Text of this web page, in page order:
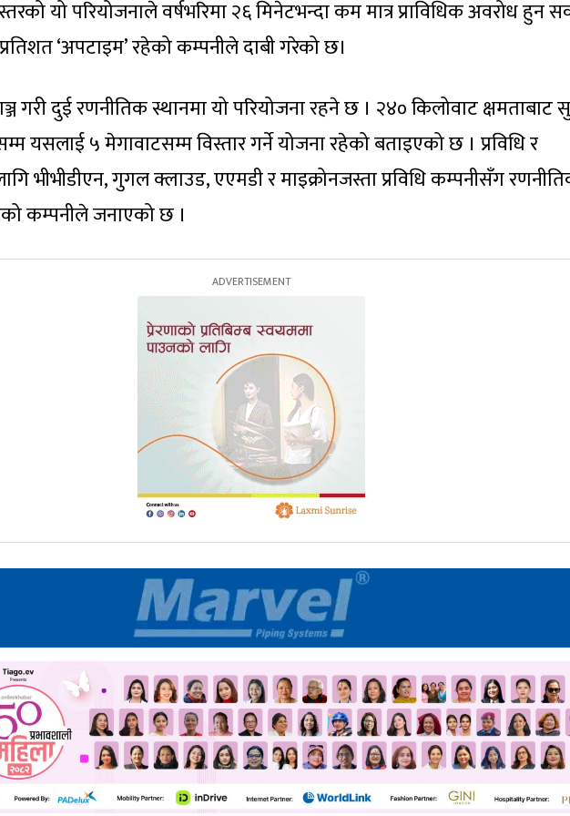
यो परियोजनाले वर्षभरिमा २६ मिनेटभन्दा कम मात्र प्राविधिक अवरोध हुन
‘अपटाइम’ रहेको कम्पनीले दाबी गरेको छ।
गरी दुई रणनीतिक स्थानमा यो परियोजना रहने छ । २४० किलोवाट क्षमताबाट
यसलाई ५ मेगावाटसम्म विस्तार गर्ने योजना रहेको बताइएको छ । प्रविधि र
भीभीडीएन, गुगल क्लाउड, एएमडी र माइक्रोनजस्ता प्रविधि कम्पनीसँग
कम्पनीले जनाएको छ ।